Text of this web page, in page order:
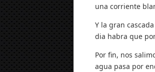
una corriente
Y la gran
dia habra que
Por fin, nos
agua pasa por